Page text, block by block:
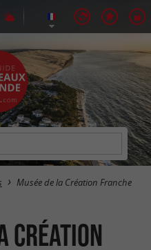
Musée de la Création Franche
Création